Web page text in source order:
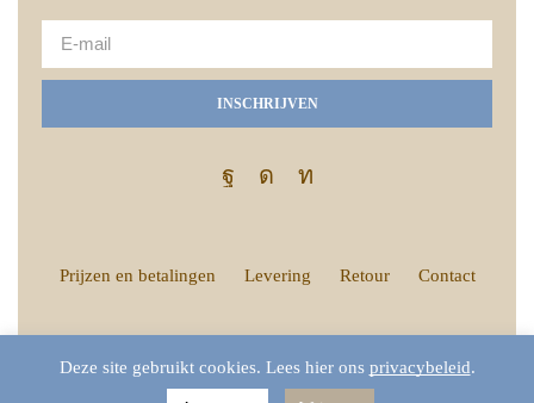
INSCHRIJVEN
Prijzen en betalingen Levering Retour Contact
Jiting © 2026 – Alle rechten voorbehouden –Website
Deze site gebruikt cookies. Lees hier ons privacybeleid.